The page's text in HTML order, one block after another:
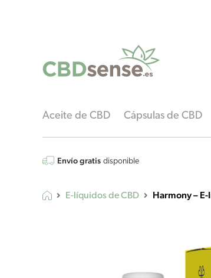
Aceite de CBD Cápsulas de CBD
Envío gratis disponible
E-líquidos de CBD Harmony –